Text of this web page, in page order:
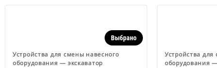
Устройства для смены навесного
оборудования ― экскаватор
Выбрано
Устройства
оборудования